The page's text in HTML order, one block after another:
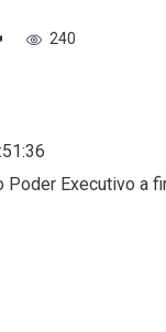
240
Executivo a